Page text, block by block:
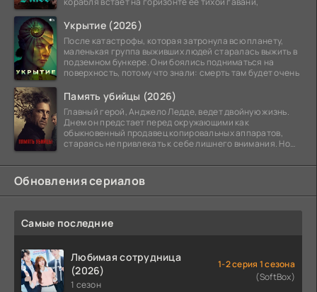
Укрытие (2026)
После катастрофы, которая затронула всю планету,
маленькая группа выживших людей старалась выжить в
подземном бункере. Они боялись подниматься на
поверхность, потому что знали: смерть там будет очень
Память убийцы (2026)
Главный герой, Анджело Ледде, ведет двойную жизнь.
Днем он предстает перед окружающими как
обыкновенный продавец копировальных аппаратов,
стараясь не привлекать к себе лишнего внимания. Но
Обновления сериалов
Самые последние
Любимая сотрудница
(2026)
1 сезон
1-2 серия 1 сезона
(SoftBox)